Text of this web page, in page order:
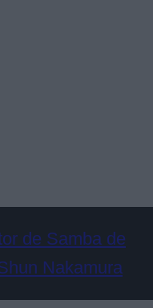
de Samba de
Nakamura